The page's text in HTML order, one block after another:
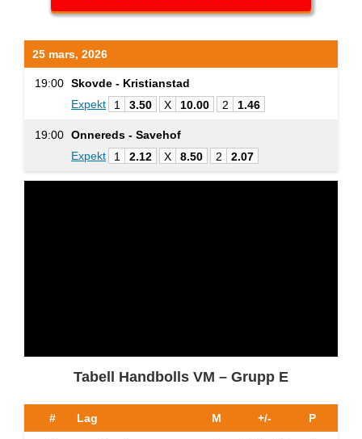
25 mars, 2026
19:00 Skovde - Kristianstad
Expekt
1 3.50 X 10.00 2 1.46
19:00 Onnereds - Savehof
Expekt
1 2.12 X 8.50 2 2.07
Tabell Handbolls VM – Grupp E
# Lag M +/- P